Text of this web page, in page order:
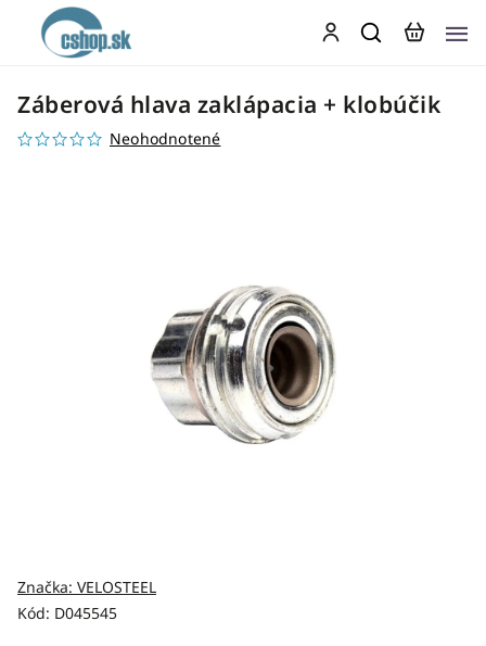
Záberová hlava zaklápacia + klobúčik
Neohodnotené
Kód: D045545
Značka: VELOSTEEL